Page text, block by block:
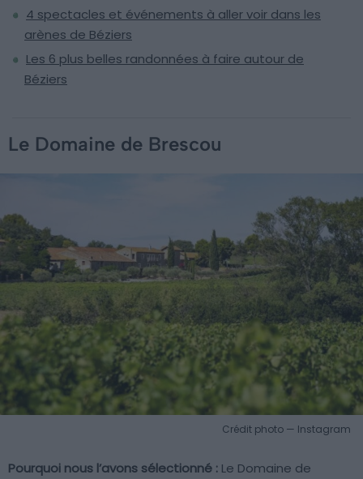
4 spectacles et événements à aller voir dans les
arènes de Béziers
Les 6 plus belles randonnées à faire autour de
Béziers
Le Domaine de Brescou
Crédit photo — Instagram
Pourquoi nous l’avons sélectionné : Le Domaine de